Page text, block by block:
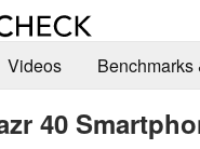
Videos Benchmarks
40